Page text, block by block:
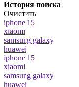
История поиска
Очистить
iphone 15
xiaomi
samsung galaxy
huawei
iphone 15
xiaomi
samsung galaxy
huawei